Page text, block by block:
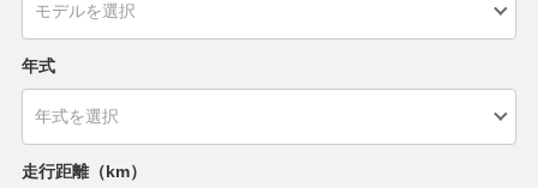
年式
走行距離（km）